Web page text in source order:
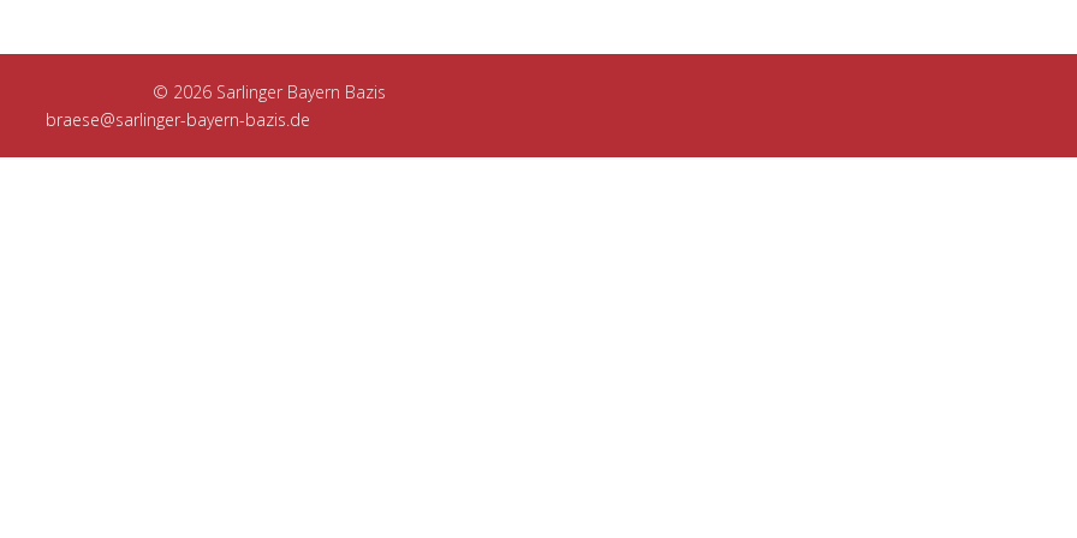
© 2026 Sarlinger Bayern Bazis
braese@sarlinger-bayern-bazis.de